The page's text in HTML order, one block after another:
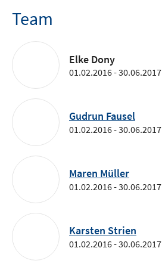
Team
Elke Dony
01.02.2016 - 30.06.2017
Gudrun Fausel
01.02.2016 - 30.06.2017
Maren Müller
01.02.2016 - 30.06.2017
Karsten Strien
01.02.2016 - 30.06.2017